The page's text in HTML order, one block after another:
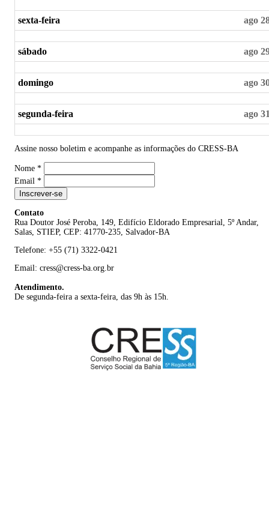
sexta-feira ago
sábado ago
domingo ago
segunda-feira ago
Assine nosso boletim e acompanhe as informações do CRESS-BA
Nome *
Email *
Inscrever-se
Contato
Rua Doutor José Peroba, 149, Edifício Eldorado Empresarial, 5º Andar,
Salas, STIEP, CEP: 41770-235, Salvador-BA
Telefone: +55 (71) 3322-0421
Email: cress@cress-ba.org.br
Atendimento.
De segunda-feira a sexta-feira, das 9h às 15h.